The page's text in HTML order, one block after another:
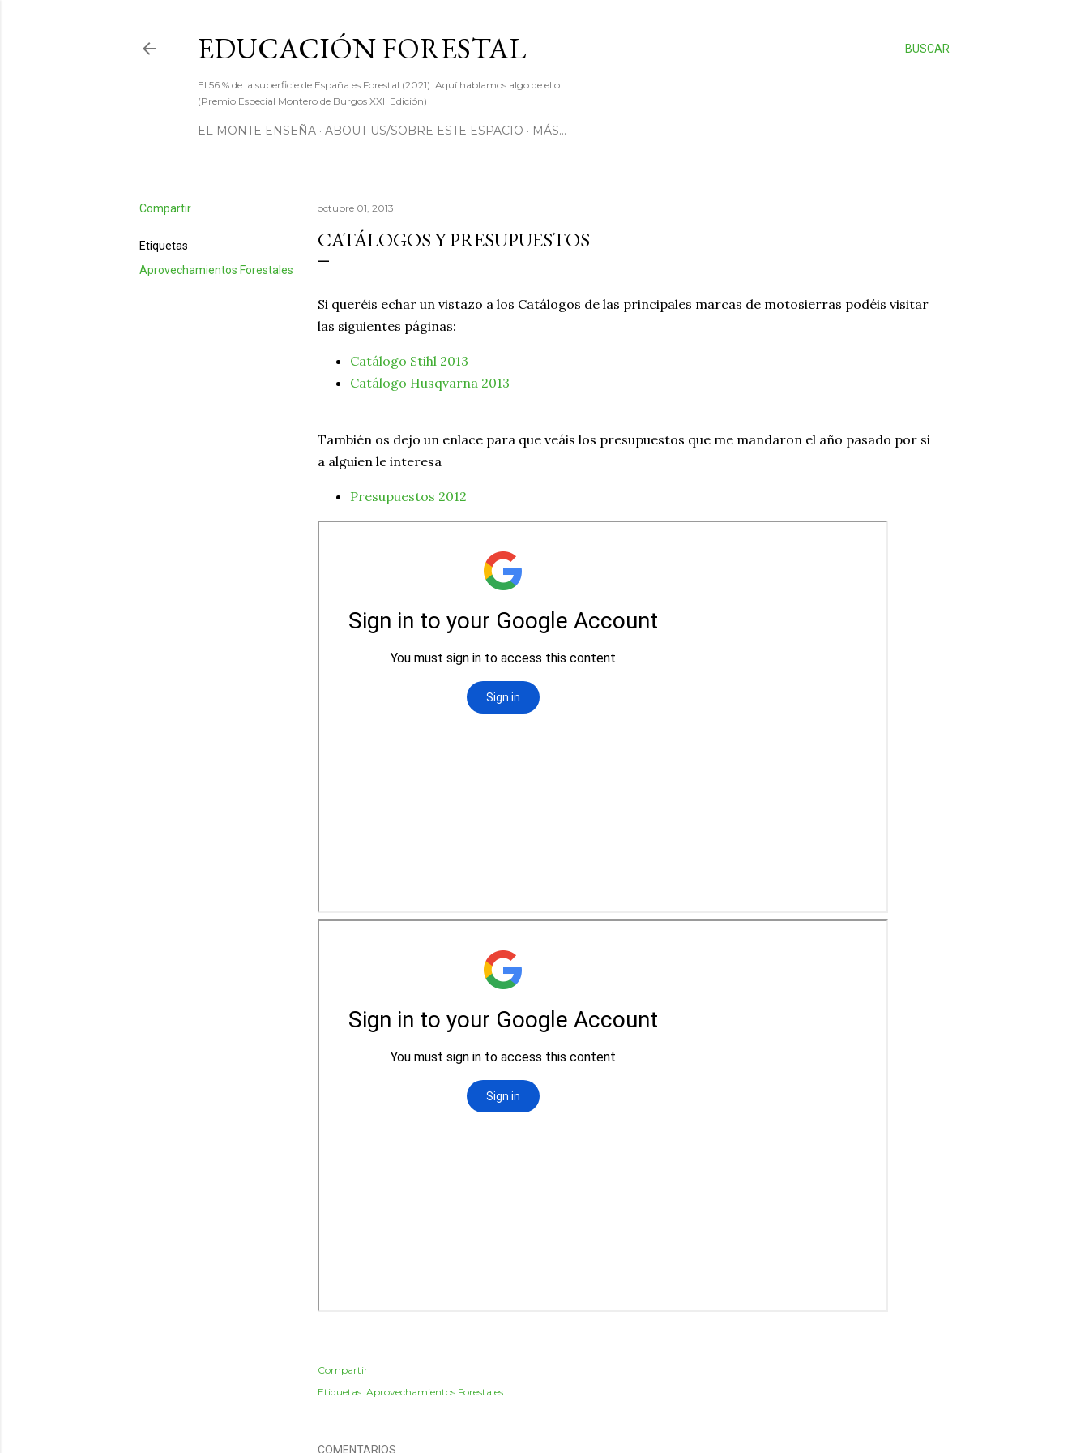
BUSCAR
EDUCACIÓN FORESTAL
El 56 % de la superficie de España es Forestal (2021). Aquí hablamos algo de ello.
(Premio Especial Montero de Burgos XXII Edición)
EL MONTE ENSEÑA ABOUT US/SOBRE ESTE ESPACIO MÁS…
Compartir
Etiquetas
Aprovechamientos Forestales
octubre 01, 2013
CATÁLOGOS Y PRESUPUESTOS
Si queréis echar un vistazo a los Catálogos de las principales marcas de motosierras podéis visitar
las siguientes páginas:
Catálogo Stihl 2013
Catálogo Husqvarna 2013
También os dejo un enlace para que veáis los presupuestos que me mandaron el año pasado por si
a alguien le interesa
Presupuestos 2012
Compartir
Etiquetas: Aprovechamientos Forestales
COMENTARIOS